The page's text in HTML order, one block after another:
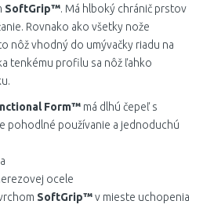
SoftGrip™. Má hlboký chránič prstov
Rovnako ako všetky nože
nôž vhodný do umývačky riadu na
tenkému profilu sa nôž ľahko
Form™ má dlhú čepeľ s
pohodlné používanie a jednoduchú
ocele
SoftGrip™v mieste uchopenia